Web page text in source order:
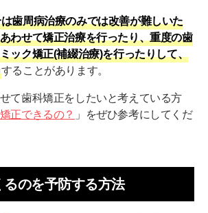
歯周病治療のみでは改善が難しいた
わせて矯正治療を行ったり、重度の歯
ック矯正(補綴治療)を行ったりして、
することがあります。
て歯科矯正をしたいと考えている方
正できるの？ 」をぜひ参考にしてくだ
のを予防する方法